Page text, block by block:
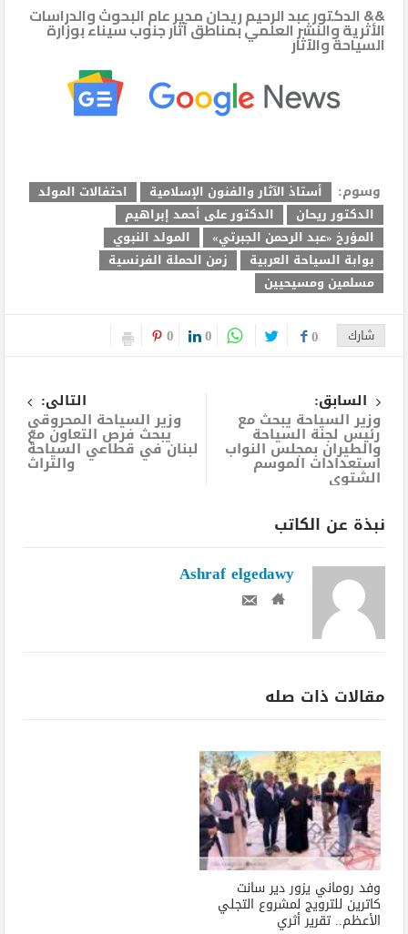
&& الدكتور عبد الرحيم ريحان مدير عام البحوث والدراسات
الأثرية والنشر العلمي بمناطق آثار جنوب سيناء بوزارة
السياحة والآثار
وسوم: أستاذ الآثار والفنون الإسلامية
احتفالات المولد
الدكتور ريحان
الدكتور على أحمد إبراهيم
المؤرخ «عبد الرحمن الجبرتي»
المولد النبوي
بوابة السياحة العربية
زمن الحملة الفرنسية
مسلمين ومسيحيين
شارك 0
0
0
السابق:
وزير السياحة يبحث مع
رئيس لجنة السياحة
والطيران بمجلس النواب
استعدادات الموسم
الشتوي
التالى:
وزير السياحة المحروقي
يبحث فرص التعاون مع
لبنان في قطاعي السياحة
والتراث
نبذة عن الكاتب
Ashraf elgedawy
مقالات ذات صله
وفد روماني يزور دير سانت
كاترين للترويج لمشروع التجلي
الأعظم.. تقرير أثري